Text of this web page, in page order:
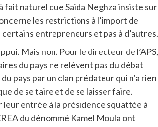
fait naturel que Saida Neghza insiste sur
les restrictions à l’import de
entrepreneurs et pas à d’autres.
Mais non. Pour le directeur de l’APS,
du pays ne relèvent pas du débat
pays par un clan prédateur qui n’a rien
de se taire et de se laisser faire.
leur entrée à la présidence squattée à
du dénommé Kamel Moula ont